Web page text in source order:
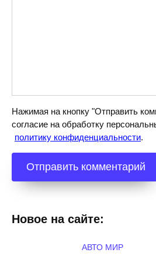
Нажимая на кнопку "Отправить
согласие на обработку
политику конфиденциальности.
Новое на сайте:
АВТО МИР